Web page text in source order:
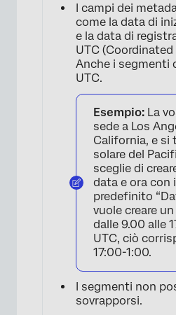
I campi dei
come la data di
e la data di
UTC
Anche i segmenti
UTC.
Esempio: La
sede a Los
California, e si
solare del
sceglie di
data e ora con
predefinito
vuole creare
dalle 9.00 alle
UTC, ciò
17:00-1:00.
I segmenti non
sovrapporsi.